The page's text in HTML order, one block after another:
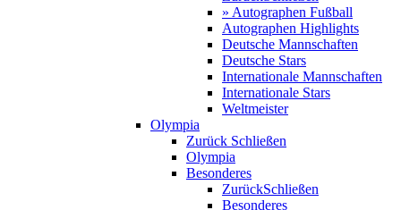
» Autographen Fußball
Autographen Highlights
Deutsche Mannschaften
Deutsche Stars
Internationale Mannschaften
Internationale Stars
Weltmeister
Olympia
Zurück Schließen
Olympia
Besonderes
ZurückSchließen
Besonderes